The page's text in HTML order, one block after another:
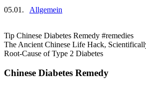
05.01. Allgemein
Tip Chinese Diabetes Remedy #remedies
The Ancient Chinese Life Hack,
Root-Cause of Type 2 Diabetes
Chinese Diabetes Remedy